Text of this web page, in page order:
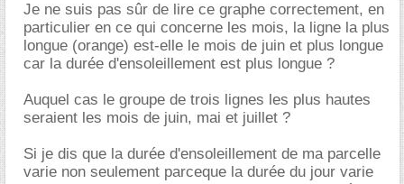
Je ne suis pas sûr de lire ce graphe correctement, en
particulier en ce qui concerne les mois, la ligne la plus
longue (orange) est-elle le mois de juin et plus longue
car la durée d'ensoleillement est plus longue ?
Auquel cas le groupe de trois lignes les plus hautes
seraient les mois de juin, mai et juillet ?
Si je dis que la durée d'ensoleillement de ma parcelle
varie non seulement parceque la durée du jour varie